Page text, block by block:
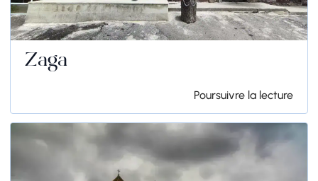
Zaga
Poursuivre la lecture